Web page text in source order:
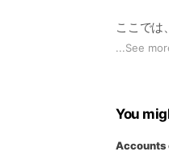
ここでは
...See
You
Accounts